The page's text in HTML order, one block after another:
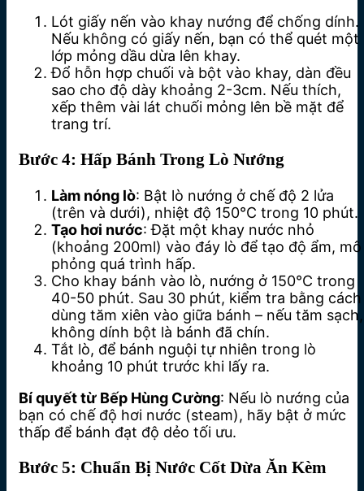
Lót giấy nến vào khay nướng để chống dính.
Nếu không có giấy nến, bạn có thể quét một
lớp mỏng dầu dừa lên khay.
Đổ hỗn hợp chuối và bột vào khay, dàn đều
sao cho độ dày khoảng 2-3cm. Nếu thích,
xếp thêm vài lát chuối mỏng lên bề mặt để
trang trí.
Bước 4: Hấp Bánh Trong Lò Nướng
Làm nóng lò: Bật lò nướng ở chế độ 2 lửa
(trên và dưới), nhiệt độ 150°C trong 10 phút.
Tạo hơi nước: Đặt một khay nước nhỏ
(khoảng 200ml) vào đáy lò để tạo độ ẩm, mô
phỏng quá trình hấp.
Cho khay bánh vào lò, nướng ở 150°C trong
40-50 phút. Sau 30 phút, kiểm tra bằng cách
dùng tăm xiên vào giữa bánh – nếu tăm sạch,
không dính bột là bánh đã chín.
Tắt lò, để bánh nguội tự nhiên trong lò
khoảng 10 phút trước khi lấy ra.
Bí quyết từ Bếp Hùng Cường: Nếu lò nướng của
bạn có chế độ hơi nước (steam), hãy bật ở mức
thấp để bánh đạt độ dẻo tối ưu.
Bước 5: Chuẩn Bị Nước Cốt Dừa Ăn Kèm